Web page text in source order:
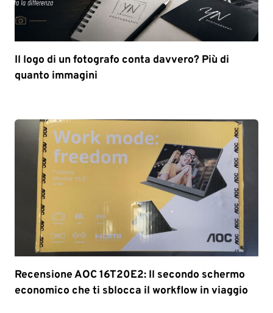
Il logo di un fotografo conta davvero? Più di
quanto immagini
Recensione AOC 16T20E2: Il secondo schermo
economico che ti sblocca il workflow in viaggio